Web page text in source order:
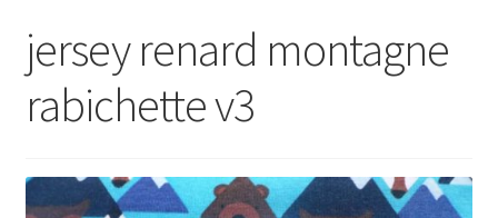
Mon espace
Panier
jersey renard montagne
rabichette v3